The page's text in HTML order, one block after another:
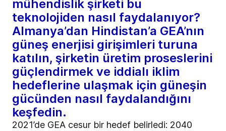
mühendislik şirketi bu
teknolojiden nasıl faydalanıyor?
Almanya’dan Hindistan’a GEA’nın
güneş enerjisi girişimleri turuna
katılın, şirketin üretim proseslerini
güçlendirmek ve iddialı iklim
hedeflerine ulaşmak için güneşin
gücünden nasıl faydalandığını
keşfedin.
2021’de GEA cesur bir hedef belirledi: 2040